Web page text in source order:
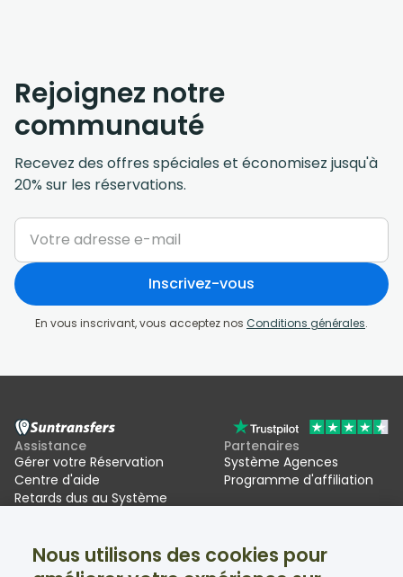
Rejoignez notre
communauté
Recevez des offres spéciales et économisez jusqu'à
20% sur les réservations.
Inscrivez-vous
En vous inscrivant, vous acceptez nos Conditions générales.
Assistance
Gérer votre Réservation
Centre d'aide
Retards dus au Système
Partenaires
Système Agences
Programme d'affiliation
Suntransfers
Réseaux sociaux
Nous utilisons des cookies pour